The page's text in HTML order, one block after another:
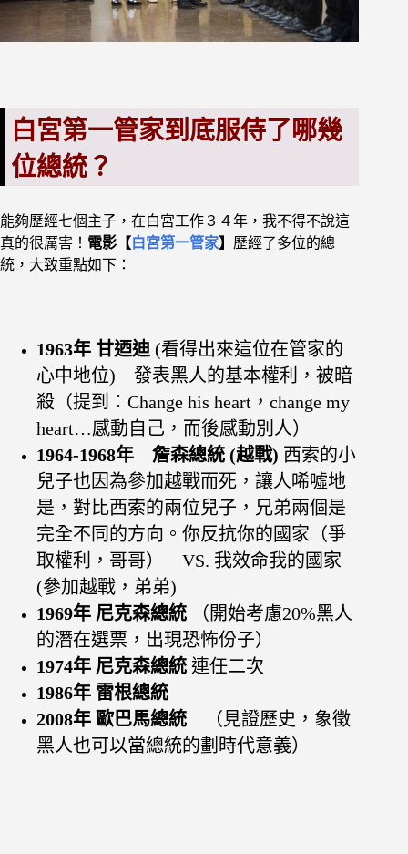
白宮第一管家到底服侍了哪幾
位總統？
能夠歷經七個主子，在白宮工作３４年， 我不得不說這
真的很厲害！ 電影【白宮第一管家】 歷經了多位的總
統，大致重點如下：
1963年 甘迺迪 (看得出來這位在管家的
心中地位) 發表黑人的基本權利，被暗
殺（提到：Change his heart，change my
heart…感動自己，而後感動別人）
1964-1968年 詹森總統 (越戰) 西索的小
兒子也因為參加越戰而死，讓人唏噓地
是，對比西索的兩位兒子，兄弟兩個是
完全不同的方向。你反抗你的國家（爭
取權利，哥哥） VS. 我效命我的國家
(參加越戰，弟弟)
1969年 尼克森總統 （開始考慮20%黑人
的潛在選票，出現恐怖份子）
1974年 尼克森總統 連任二次
1986年 雷根總統
2008年 歐巴馬總統
（見證歷史，象徵
黑人也可以當總統的劃時代意義）